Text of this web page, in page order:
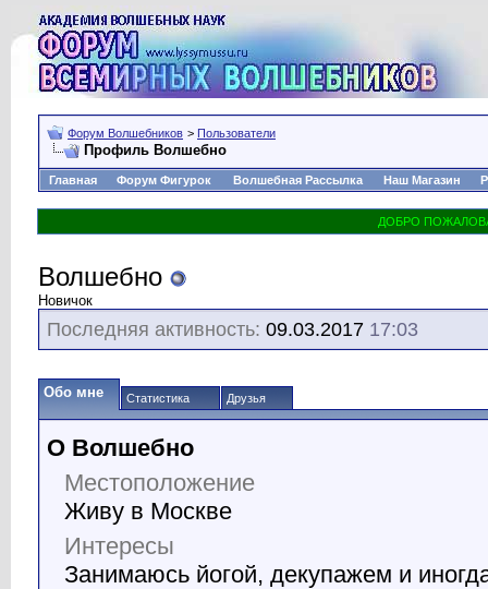
Форум Волшебников > Пользователи
Профиль Волшебно
Главная Форум Фигурок Волшебная Рассылка Наш Магазин
Волшебно
Новичок
Последняя активность: 09.03.2017 17:03
Обо мне Статистика Друзья
О Волшебно
Местоположение
Живу в Москве
Интересы
Занимаюсь йогой, декупажем и